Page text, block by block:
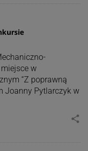
w
“Z poprawną
Joanny Pytlarczyk w
share